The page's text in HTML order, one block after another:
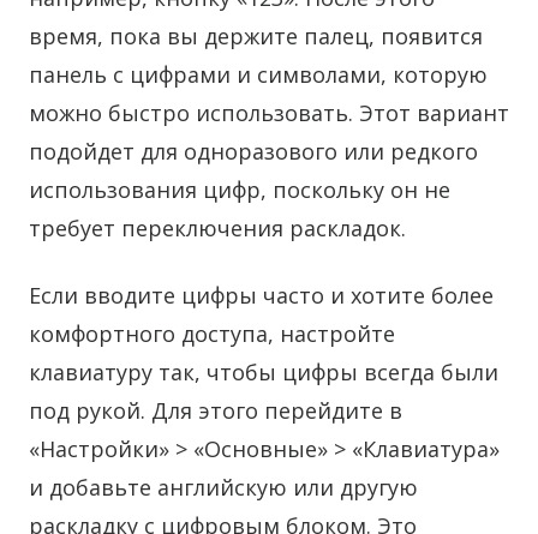
время, пока вы держите палец, появится
панель с цифрами и символами, которую
можно быстро использовать. Этот вариант
подойдет для одноразового или редкого
использования цифр, поскольку он не
требует переключения раскладок.
Если вводите цифры часто и хотите более
комфортного доступа, настройте
клавиатуру так, чтобы цифры всегда были
под рукой. Для этого перейдите в
«Настройки» > «Основные» > «Клавиатура»
и добавьте английскую или другую
раскладку с цифровым блоком. Это